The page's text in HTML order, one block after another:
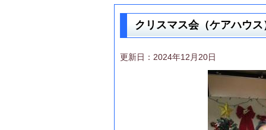
クリスマス会（ケアハウス
更新日：2024年12月20日